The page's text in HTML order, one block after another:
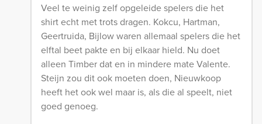
Veel te weinig zelf opgeleide spelers die het
shirt echt met trots dragen. Kokcu, Hartman,
Geertruida, Bijlow waren allemaal spelers die het
elftal beet pakte en bij elkaar hield. Nu doet
alleen Timber dat en in mindere mate Valente.
Steijn zou dit ook moeten doen, Nieuwkoop
heeft het ook wel maar is, als die al speelt, niet
goed genoeg.